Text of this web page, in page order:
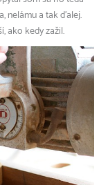
nelámu a tak ďalej.
ako kedy zažil.